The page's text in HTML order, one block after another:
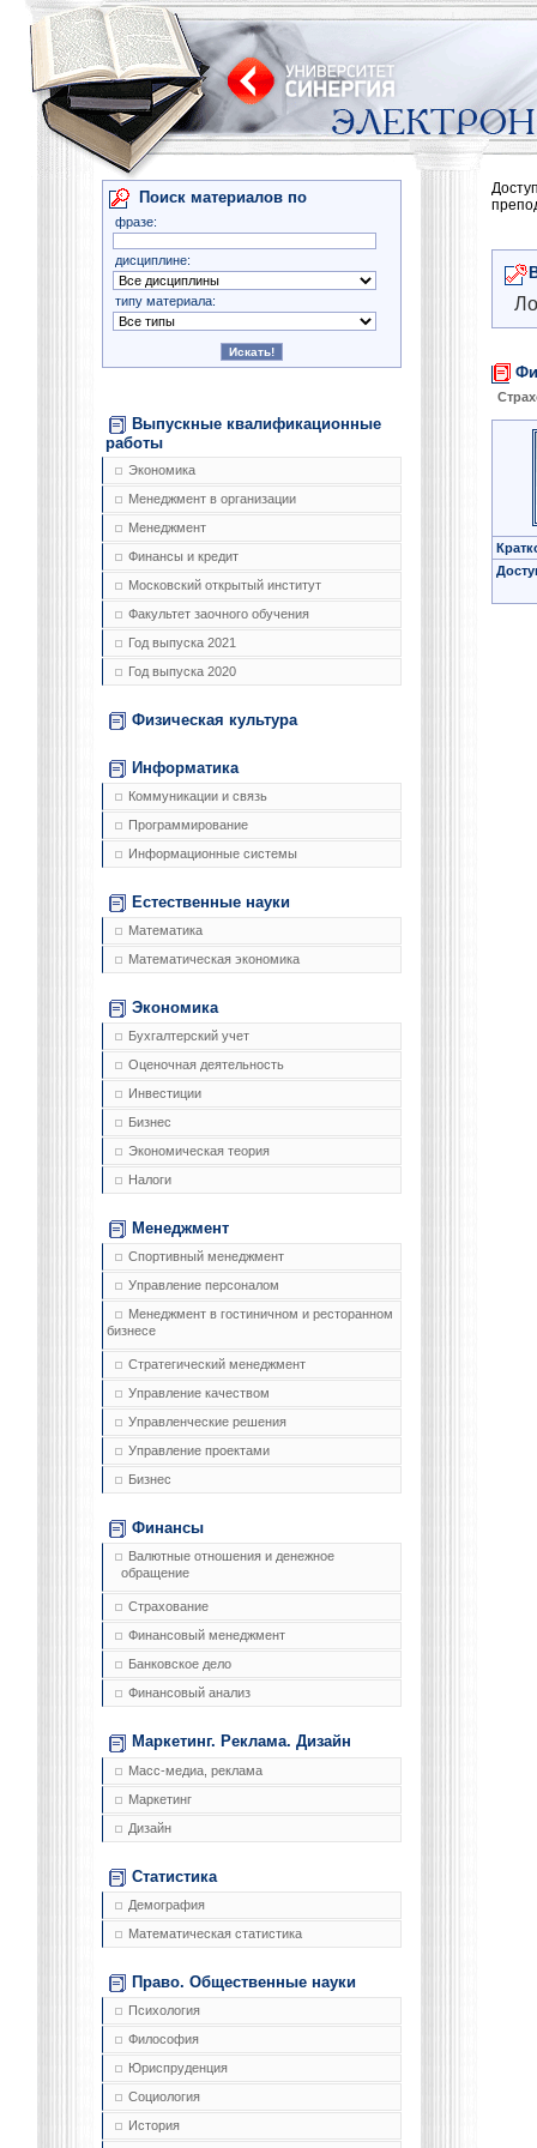
Поиск материалов по
фразе:
дисциплине:
типу материала:
Выпускные квалификационные
работы
Экономика
Менеджмент в организации
Менеджмент
Финансы и кредит
Московский открытый институт
Факультет заочного обучения
Год выпуска 2021
Год выпуска 2020
Физическая культура
Информатика
Коммуникации и связь
Программирование
Информационные системы
Естественные науки
Математика
Математическая экономика
Экономика
Бухгалтерский учет
Оценочная деятельность
Инвестиции
Бизнес
Экономическая теория
Налоги
Менеджмент
Спортивный менеджмент
Управление персоналом
Менеджмент в гостиничном и ресторанном
бизнесе
Стратегический менеджмент
Управление качеством
Управленческие решения
Управление проектами
Бизнес
Финансы
Валютные отношения и денежное
обращение
Страхование
Финансовый менеджмент
Банковское дело
Финансовый анализ
Маркетинг. Реклама. Дизайн
Масс-медиа, реклама
Маркетинг
Дизайн
Статистика
Демография
Математическая статистика
Право. Общественные науки
Психология
Философия
Юриспруденция
Социология
История